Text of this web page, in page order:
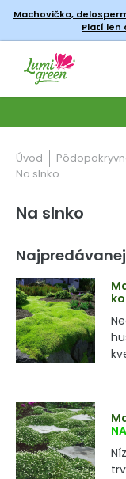
Machovička,
Platí len
Úvod
Na slnko
Na slnko